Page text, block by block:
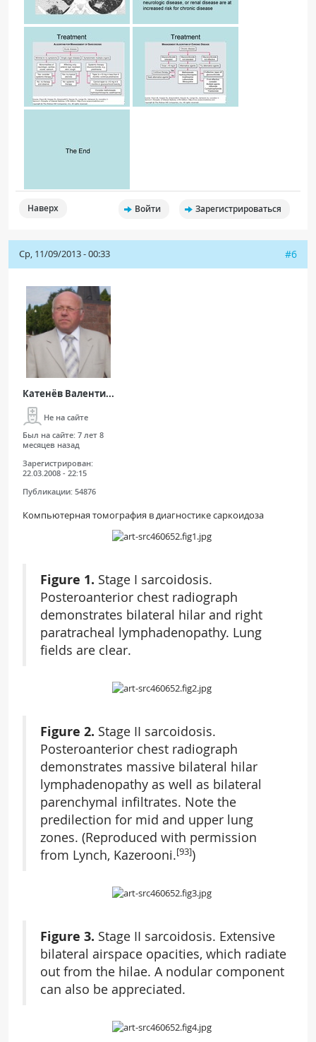
Наверх Войти Зарегистрироваться
Ср, 11/09/2013 - 00:33 #6
Катенёв Валенти...
Не на сайте
Был на сайте: 7 лет 8
месяцев назад
Зарегистрирован:
22.03.2008 - 22:15
Публикации: 54876
Компьютерная томография в диагностике саркоидоза
Figure 1. Stage I sarcoidosis.
Posteroanterior chest radiograph
demonstrates bilateral hilar and right
paratracheal lymphadenopathy. Lung
fields are clear.
Figure 2. Stage II sarcoidosis.
Posteroanterior chest radiograph
demonstrates massive bilateral hilar
lymphadenopathy as well as bilateral
parenchymal infiltrates. Note the
predilection for mid and upper lung
zones. (Reproduced with permission
from Lynch, Kazerooni.[93])
Figure 3. Stage II sarcoidosis. Extensive
bilateral airspace opacities, which radiate
out from the hilae. A nodular component
can also be appreciated.